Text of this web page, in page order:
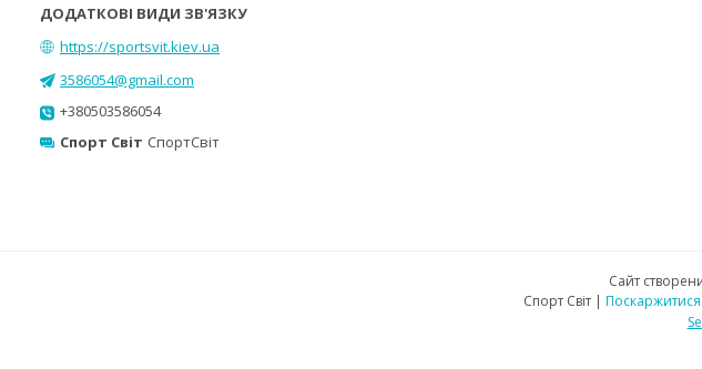
https://sportsvit.kiev.ua
3586054@gmail.com
+380503586054
Спорт Світ СпортСвіт
Сайт
Спорт Світ |